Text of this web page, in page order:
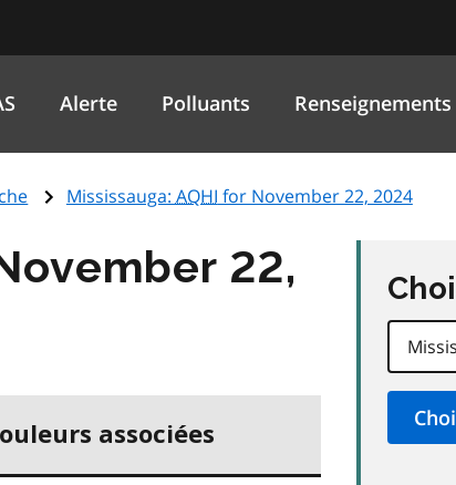
Alerte Polluants Renseignements
Mississauga: AQHI for November 22, 2024
22,
associées